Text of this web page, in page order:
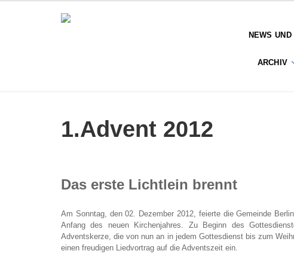
NEWS
ARCHIV
1.Advent 2012
Das erste Lichtlein brennt
Am Sonntag, den 02. Dezember 2012, feierte die Gemeinde
Anfang des neuen Kirchenjahres. Zu Beginn des
Adventskerze, die von nun an in jedem Gottesdienst bis zum
einen freudigen Liedvortrag auf die Adventszeit ein.